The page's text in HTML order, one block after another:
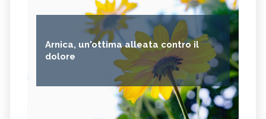
Arnica, un'ottima alleata contro il
dolore